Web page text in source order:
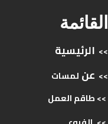
القائمة
>> الرئيسية
>> عن لمسات
>> طاقمالعمل